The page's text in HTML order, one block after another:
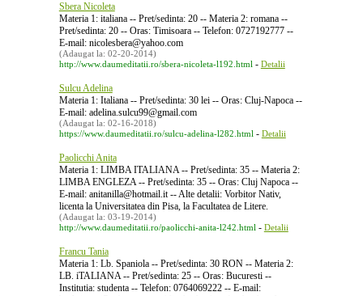
Sbera Nicoleta
Materia 1: italiana -- Pret/sedinta: 20 -- Materia 2: romana --
Pret/sedinta: 20 -- Oras: Timisoara -- Telefon: 0727192777 --
E-mail: nicolesbera@yahoo.com
(Adaugat la: 02-20-2014)
http://www.daumeditatii.ro/sbera-nicoleta-l192.html- Detalii
Sulcu Adelina
Materia 1: Italiana -- Pret/sedinta: 30 lei -- Oras: Cluj-Napoca --
E-mail: adelina.sulcu99@gmail.com
(Adaugat la: 02-16-2018)
https://www.daumeditatii.ro/sulcu-adelina-l282.html- Detalii
Paolicchi Anita
Materia 1: LIMBA ITALIANA -- Pret/sedinta: 35 -- Materia 2:
LIMBA ENGLEZA -- Pret/sedinta: 35 -- Oras: Cluj Napoca --
E-mail: anitanilla@hotmail.it -- Alte detalii: Vorbitor Nativ,
licenta la Universitatea din Pisa, la Facultatea de Litere.
(Adaugat la: 03-19-2014)
http://www.daumeditatii.ro/paolicchi-anita-l242.html- Detalii
Francu Tania
Materia 1: Lb. Spaniola -- Pret/sedinta: 30 RON -- Materia 2:
LB. iTALIANA -- Pret/sedinta: 25 -- Oras: Bucuresti --
Institutia: studenta -- Telefon: 0764069222 -- E-mail: